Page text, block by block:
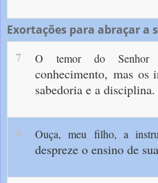
Exortações para abraçar a
7 O temor do Senhor
conhecimento, mas os
sabedoria e a disciplina.
8 Ouça, meu filho, a
despreze o ensino de